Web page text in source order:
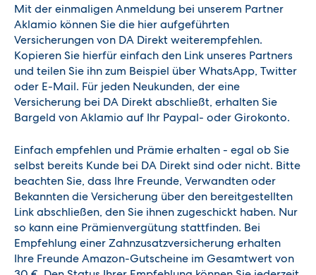
Mit der einmaligen Anmeldung bei unserem Partner
Aklamio können Sie die hier aufgeführten
Versicherungen von DA Direkt weiterempfehlen.
Kopieren Sie hierfür einfach den Link unseres Partners
und teilen Sie ihn zum Beispiel über WhatsApp, Twitter
oder E-Mail. Für jeden Neukunden, der eine
Versicherung bei DA Direkt abschließt, erhalten Sie
Bargeld von Aklamio auf Ihr Paypal- oder Girokonto.
Einfach empfehlen und Prämie erhalten - egal ob Sie
selbst bereits Kunde bei DA Direkt sind oder nicht. Bitte
beachten Sie, dass Ihre Freunde, Verwandten oder
Bekannten die Versicherung über den bereitgestellten
Link abschließen, den Sie ihnen zugeschickt haben. Nur
so kann eine Prämienvergütung stattfinden. Bei
Empfehlung einer Zahnzusatzversicherung erhalten
Ihre Freunde Amazon-Gutscheine im Gesamtwert von